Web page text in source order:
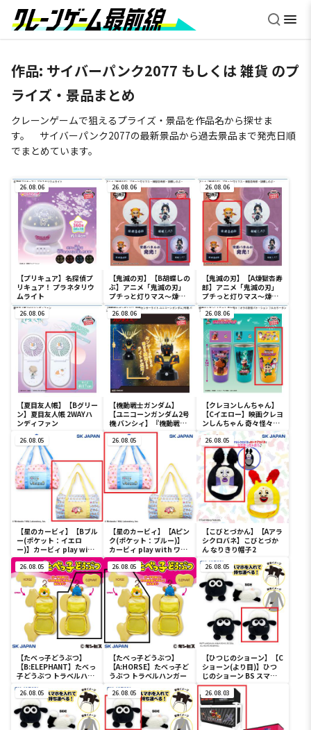
作品: サイバーパンク2077 もしくは 雑貨 のプ
ライズ・景品まとめ
クレーンゲームで狙えるプライズ・景品を作品名から探せま
す。 サイバーパンク2077の最新景品から過去景品まで発売日順
でまとめています。
26.08.06
【プリキュア】名探偵プ
リキュア！ プラネタリウ
ムライト
26.08.06
【鬼滅の刃】【B胡蝶しの
ぶ】アニメ「鬼滅の刃」
プチっと灯りマス～煉獄
杏寿郎・胡蝶しのぶ～
26.08.06
【鬼滅の刃】【A煉獄杏寿
郎】アニメ「鬼滅の刃」
プチっと灯りマス～煉獄
杏寿郎・胡蝶しのぶ～
26.08.06
【夏目友人帳】【Bグリー
ン】夏目友人帳 2WAYハ
ンディファン
26.08.06
【機動戦士ガンダム】
【ユニコーンガンダム2号
機 バンシィ】『機動戦士
ガンダムUC』 胸像センサ
ーライト-ユニコーンガン
ダム2号機 バンシィ（デ
ストロイモード）-
26.08.06
【クレヨンしんちゃん】
【Cイエロー】映画クレヨ
ンしんちゃん 奇々怪々！
オラの妖怪バケ～ション
フルカラータンブラー
26.08.05
【星のカービィ】【Bブル
ー(ポケット：イエロ
ー)】カービィ play with
ワドルディ ボストンバッ
グ
26.08.05
【星のカービィ】【Aピン
ク(ポケット：ブルー)】
カービィ play with ワド
ルディ ボストンバッグ
26.08.05
【こびとづかん】【Aアラ
シクロバネ】こびとづか
ん なりきり帽子2
26.08.05
【たべっ子どうぶつ】
【B:ELEPHANT】たべっ
子どうぶつ トラベルハン
ガー
26.08.05
【たべっ子どうぶつ】
【A:HORSE】たべっ子ど
うぶつ トラベルハンガー
26.08.05
【ひつじのショーン】【C
ショーン(より目)】ひつ
じのショーン BS スマホ
ショーンルダー
26.08.05 26.08.05 26.08.03